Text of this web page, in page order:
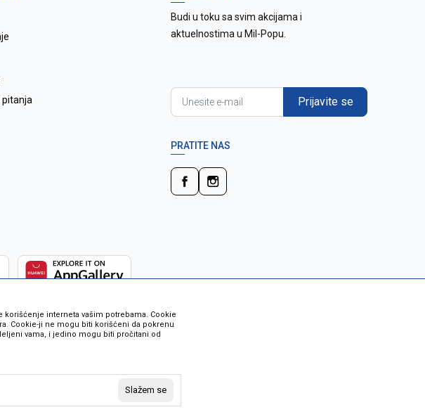
pitanja
Budi u toku sa svim akcijama i
aktuelnostima u Mil-Popu.
Prijavite se
PRATITE NAS
možemo garantovati da su sve informacije kompletne i bez
trenutku. Raspoloživost robe možete provjeriti besplatnim
prava zadržana.
korišćenje interneta vašim potrebama. Cookie
Cookie-ji ne mogu biti korišćeni da pokrenu
vama, i jedino mogu biti pročitani od
Slažem se